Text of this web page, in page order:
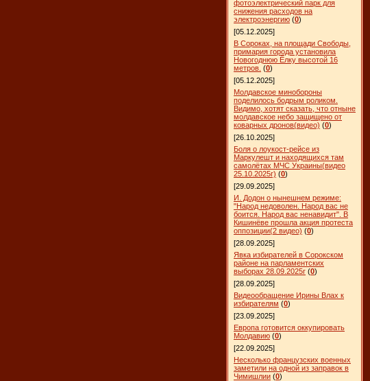
фотоэлектрический парк для
снижения расходов на
электроэнергию (0)
[05.12.2025]
В Сороках, на площади Свободы,
примария города установила
Новогоднюю Ёлку высотой 16
метров. (0)
[05.12.2025]
Молдавское минобороны
поделилось бодрым роликом.
Видимо, хотят сказать, что отныне
молдавское небо защищено от
коварных дронов(видео) (0)
[26.10.2025]
Боля о лоукост-рейсе из
Маркулешт и находящихся там
самолётах МЧС Украины(видео
25.10.2025г) (0)
[29.09.2025]
И. Додон о нынешнем режиме:
"Народ недоволен. Народ вас не
боится. Народ вас ненавидит". В
Кишинёве прошла акция протеста
оппозиции(2 видео) (0)
[28.09.2025]
Явка избирателей в Сорокском
районе на парламентских
выборах 28.09.2025г (0)
[28.09.2025]
Видеообращение Ирины Влах к
избирателям (0)
[23.09.2025]
Европа готовится оккупировать
Молдавию (0)
[22.09.2025]
Несколько французских военных
заметили на одной из заправок в
Чимишлии (0)